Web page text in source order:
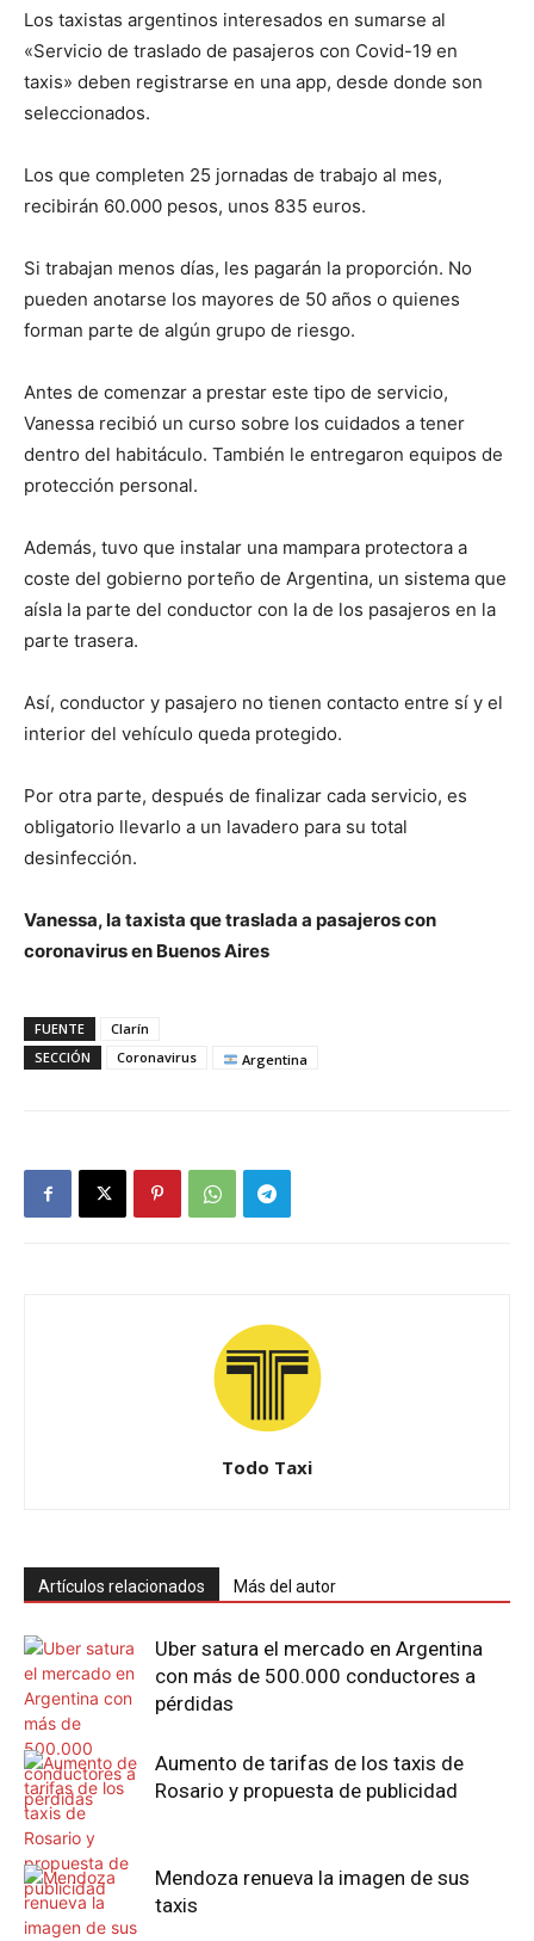
Los taxistas argentinos interesados en sumarse al
«Servicio de traslado de pasajeros con Covid-19 en
taxis» deben registrarse en una app, desde donde son
seleccionados.
Los que completen 25 jornadas de trabajo al mes,
recibirán 60.000 pesos, unos 835 euros.
Si trabajan menos días, les pagarán la proporción. No
pueden anotarse los mayores de 50 años o quienes
forman parte de algún grupo de riesgo.
Antes de comenzar a prestar este tipo de servicio,
Vanessa recibió un curso sobre los cuidados a tener
dentro del habitáculo. También le entregaron equipos de
protección personal.
Además, tuvo que instalar una mampara protectora a
coste del gobierno porteño de Argentina, un sistema que
aísla la parte del conductor con la de los pasajeros en la
parte trasera.
Así, conductor y pasajero no tienen contacto entre sí y el
interior del vehículo queda protegido.
Por otra parte, después de finalizar cada servicio, es
obligatorio llevarlo a un lavadero para su total
desinfección.
Vanessa, la taxista que traslada a pasajeros con
coronavirus en Buenos Aires
FUENTE
Clarín
SECCIÓN
Coronavirus Argentina
Todo Taxi
Artículos relacionados Más del autor
Uber satura el mercado en Argentina
con más de 500.000 conductores a
pérdidas
Aumento de tarifas de los taxis de
Rosario y propuesta de publicidad
Mendoza renueva la imagen de sus
taxis